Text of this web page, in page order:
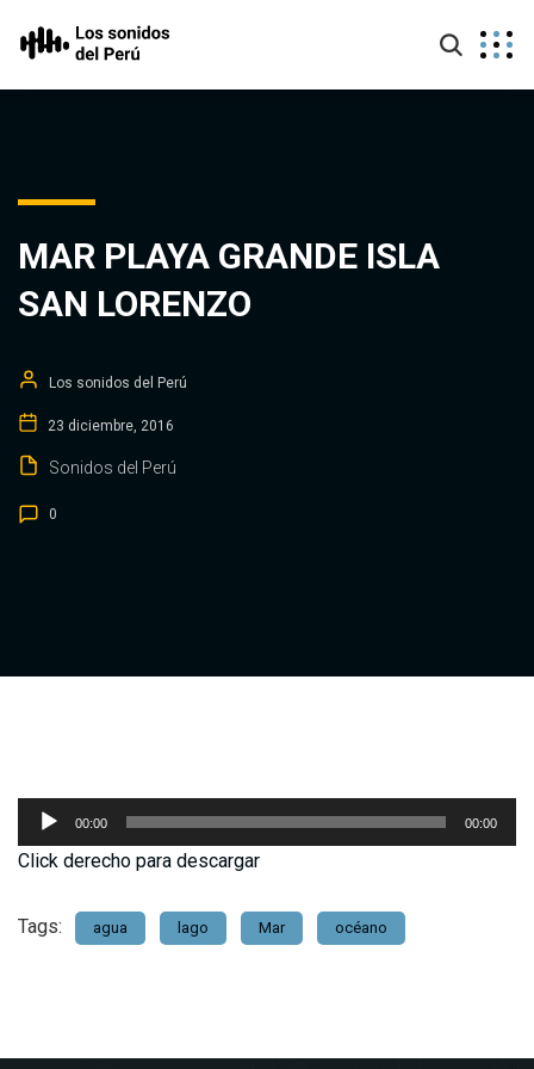
MAR PLAYA GRANDE ISLA
SAN LORENZO
Los sonidos del Perú
23 diciembre, 2016
Sonidos del Perú
0
Reproductor
de
audio
00:00 00:00
Click derecho para descargar
Tags: agua lago Mar océano